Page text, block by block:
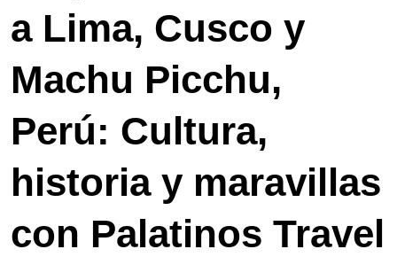
a Lima, Cusco y
Machu Picchu,
Perú: Cultura,
historia y maravillas
con Palatinos Travel